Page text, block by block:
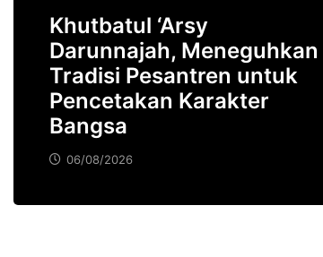
Khutbatul ‘Arsy
Darunnajah, Meneguhkan
Tradisi Pesantren untuk
Pencetakan Karakter
Bangsa
06/08/2026